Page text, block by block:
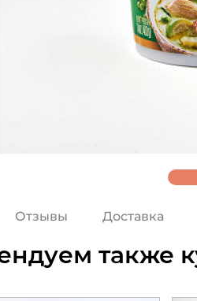
Отзывы Доставка
также